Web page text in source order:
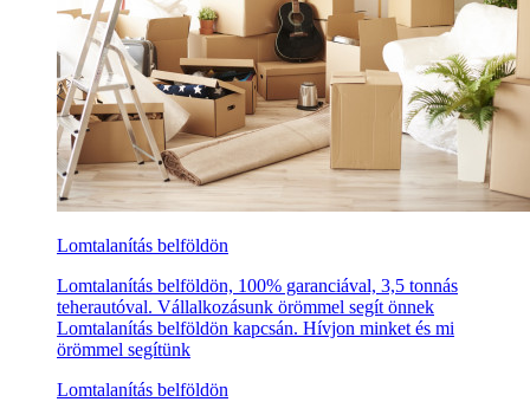
Lomtalanítás belföldön
Lomtalanítás belföldön, 100% garanciával, 3,5 tonnás
teherautóval. Vállalkozásunk örömmel segít önnek
Lomtalanítás belföldön kapcsán. Hívjon minket és mi
örömmel segítünk
Lomtalanítás belföldön